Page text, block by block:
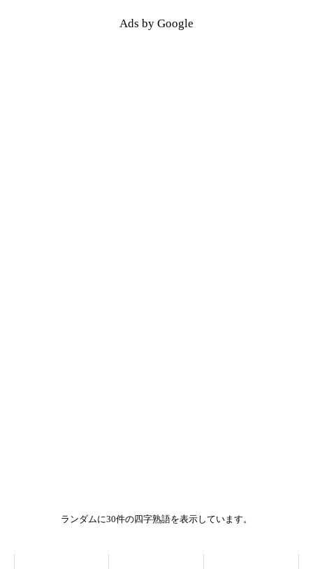
Ads by Google
ランダムに30件の四字熟語を表示しています。